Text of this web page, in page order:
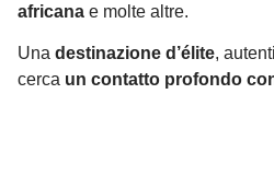
africana e molte altre.
Una destinazione d’élite,
cerca un contatto profondo